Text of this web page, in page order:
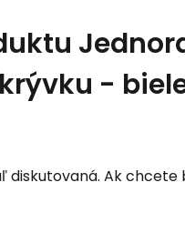
-
diskutovaná. Ak chcete